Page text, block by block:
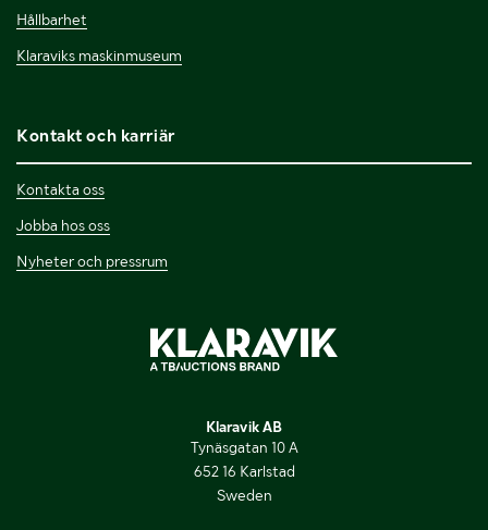
Hållbarhet
Klaraviks maskinmuseum
Kontakt och karriär
Kontakta oss
Jobba hos oss
Nyheter och pressrum
Klaravik AB
Tynäsgatan 10 A
652 16 Karlstad
Sweden